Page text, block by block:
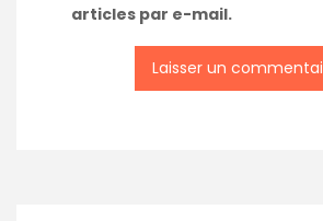
articles par e-mail.